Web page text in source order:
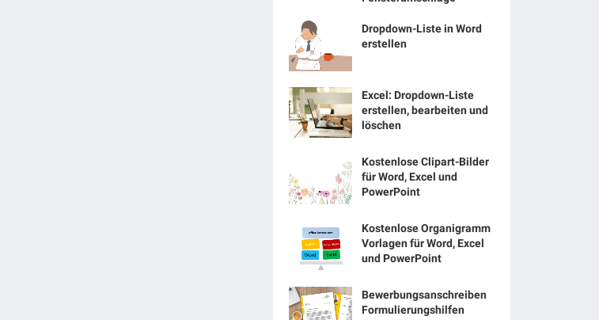
Dropdown-Liste in Word
erstellen
Excel: Dropdown-Liste
erstellen, bearbeiten und
löschen
Kostenlose Clipart-Bilder
für Word, Excel und
PowerPoint
Kostenlose Organigramm
Vorlagen für Word, Excel
und PowerPoint
Bewerbungsanschreiben
Formulierungshilfen